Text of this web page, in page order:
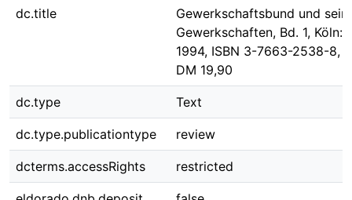
dc.title
Gewerkschaftsbund und
Gewerkschaften, Bd. 1, Köln:
1994, ISBN 3-7663-2538-8,
DM 19,90
dc.type Text
dc.type.publicationtype review
dcterms.accessRights restricted